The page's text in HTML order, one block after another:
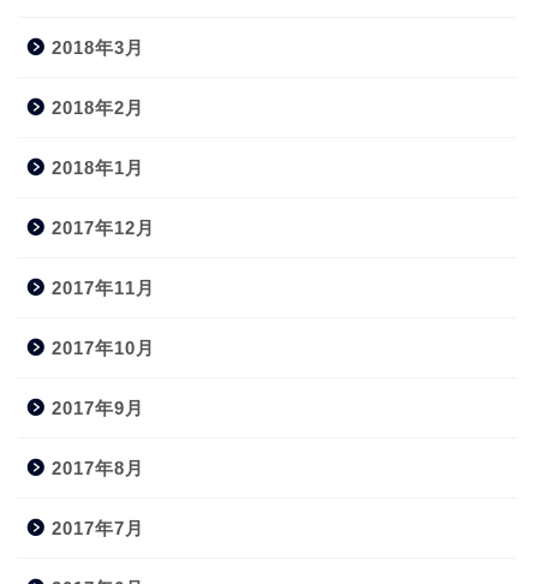
2018年3月
2018年2月
2018年1月
2017年12月
2017年11月
2017年10月
2017年9月
2017年8月
2017年7月